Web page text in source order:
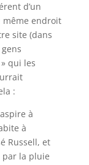
d’un
même endroit
site (dans
qui les
:
à
à
Russell, et
par la pluie